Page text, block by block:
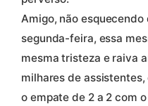
Amigo, não
segunda-feira, essa
mesma tristeza e raiva
milhares de assistentes,
o empate de 2 a 2 com